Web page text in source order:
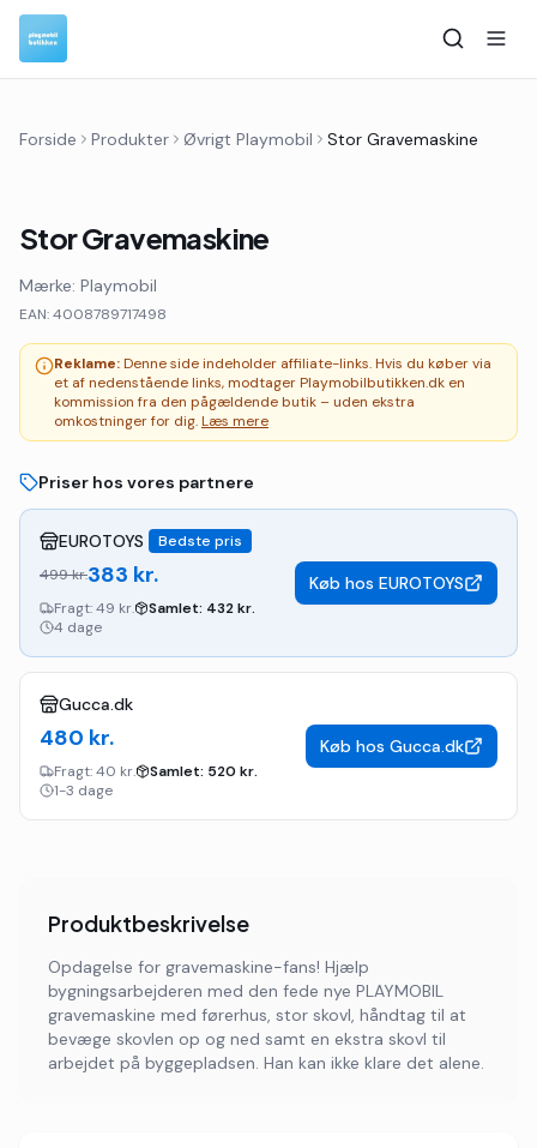
Forside Produkter Øvrigt Playmobil Stor Gravemaskine
Stor Gravemaskine
Mærke: Playmobil
EAN:4008789717498
Reklame:Denne side indeholder affiliate-links. Hvis du køber via
et af nedenstående links, modtager Playmobilbutikken.dk en
kommission fra den pågældende butik – uden ekstra
omkostninger for dig.Læs mere
Priser hos vores partnere
EUROTOYS
Bedste pris
499kr.383 kr.
Fragt:49 kr. Samlet: 432kr.
4 dage
Køb hos EUROTOYS
Gucca.dk
480 kr.
Fragt:40 kr. Samlet: 520 kr.
1-3 dage
Køb hos Gucca.dk
Produktbeskrivelse
Opdagelse for gravemaskine-fans! Hjælp
bygningsarbejderen med den fede nye PLAYMOBIL
gravemaskine med førerhus, stor skovl, håndtag til at
bevæge skovlen op og ned samt en ekstra skovl til
arbejdet på byggepladsen. Han kan ikke klare det alene.